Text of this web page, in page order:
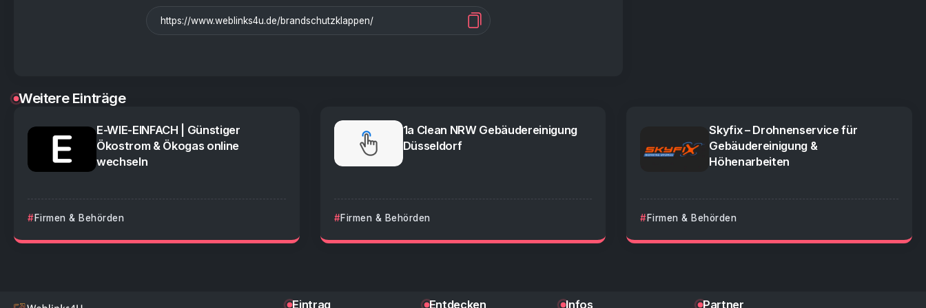
Weitere Einträge
E-WIE-EINFACH | Günstiger
Ökostrom & Ökogas online
wechseln
Firmen & Behörden
1a Clean NRW Gebäudereinigung
Düsseldorf
Firmen & Behörden
Skyfix – Drohnenservice für
Gebäudereinigung &
Höhenarbeiten
Firmen & Behörden
Eintrag Entdecken Infos Partner